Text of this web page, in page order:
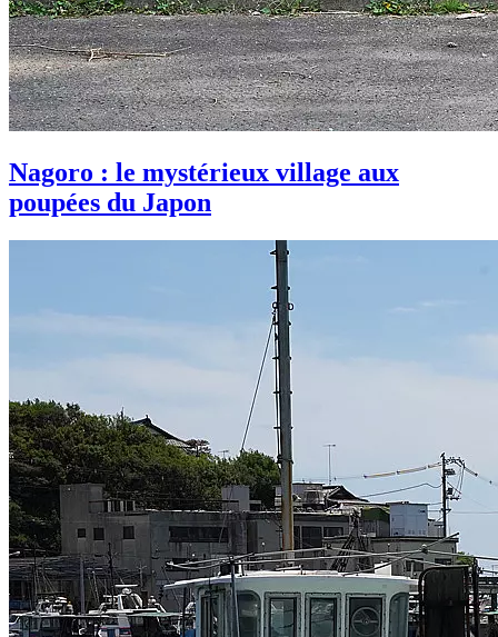
Nagoro : le mystérieux village aux
poupées du Japon